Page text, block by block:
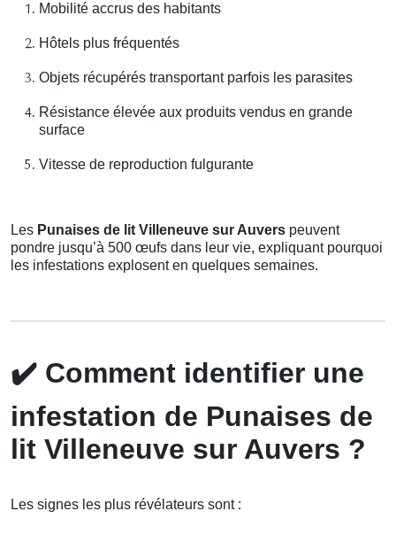
Mobilité accrus des habitants
Hôtels plus fréquentés
Objets récupérés transportant parfois les parasites
Résistance élevée aux produits vendus en grande
surface
Vitesse de reproduction fulgurante
Les Punaises de lit Villeneuve sur Auvers peuvent
pondre jusqu’à 500 œufs dans leur vie, expliquant pourquoi
les infestations explosent en quelques semaines.
✔️ Comment identifier une
infestation de Punaises de
lit Villeneuve sur Auvers ?
Les signes les plus révélateurs sont :